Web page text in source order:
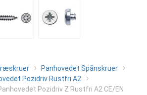
Panhovedet Spånskruer
Pozidriv Rustfri A2
Pozidriv Z Rustfri A2 CE/EN